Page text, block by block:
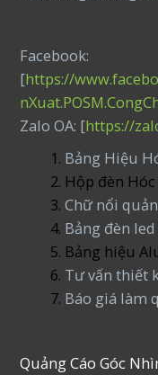
Facebook:
[https://
Zalo OA: [https://
Bảng Hiệu
Hộp đèn
Chữ nổi
Bảng đèn
Bảng hiệu
Tư vấn thiết
Báo giá làm
Quảng Cáo Góc